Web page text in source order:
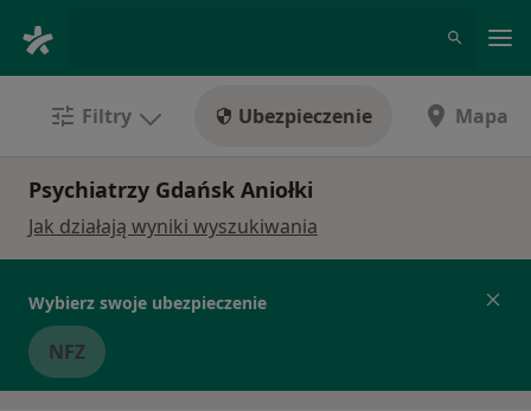
Filtry Ubezpieczenie Mapa
Psychiatrzy Gdańsk Aniołki
Jak działają wyniki wyszukiwania
Wybierz swoje ubezpieczenie
NFZ